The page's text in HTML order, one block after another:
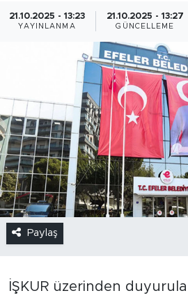
21.10.2025 - 13:23
YAYINLANMA
21.10.2025 - 13:27
GÜNCELLEME
Paylaş
İŞKUR üzerinden